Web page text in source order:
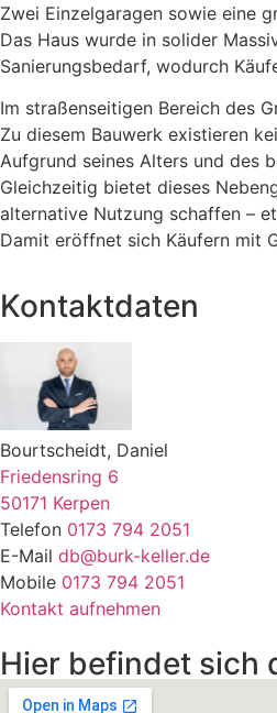
Zwei Einzelgaragen sowie eine
Das Haus wurde in solider
Sanierungsbedarf, wodurch
Im straßenseitigen Bereich des
Zu diesem Bauwerk existieren
Aufgrund seines Alters und des
Gleichzeitig bietet dieses
alternative Nutzung schaffen –
Damit eröffnet sich Käufern mit
Kontaktdaten
Bourtscheidt, Daniel
Friedensring 6
50171 Kerpen
Telefon 0173 794 2051
E-Mail db@burk-keller.de
Mobile 0173 794 2051
Kontakt aufnehmen
Hier befindet sich